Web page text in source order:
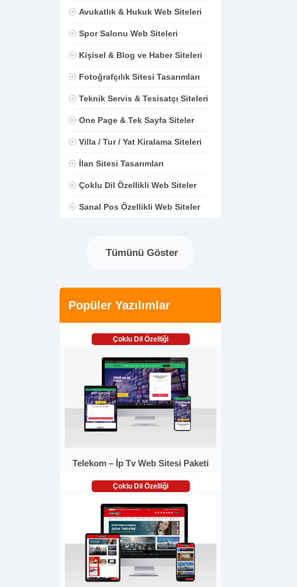
Avukatlık & Hukuk Web Siteleri
Spor Salonu Web Siteleri
Kişisel & Blog ve Haber Siteleri
Fotoğrafçılık Sitesi Tasarımları
Teknik Servis & Tesisatçı Siteleri
One Page & Tek Sayfa Siteler
Villa / Tur / Yat Kiralama Siteleri
İlan Sitesi Tasarımları
Çoklu Dil Özellikli Web Siteler
Sanal Pos Özellikli Web Siteler
Tümünü Göster
Popüler Yazılımlar
Çoklu Dil Özelliği
Telekom – İp Tv Web Sitesi Paketi
Çoklu Dil Özelliği